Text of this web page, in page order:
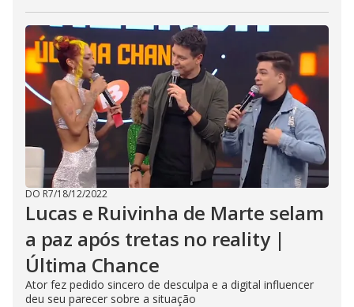
DO R7/18/12/2022
Lucas e Ruivinha de Marte selam
a paz após tretas no reality |
Última Chance
Ator fez pedido sincero de desculpa e a digital influencer
deu seu parecer sobre a situação